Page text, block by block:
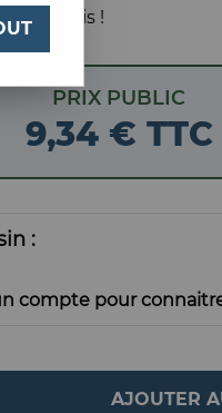
votre avis !
PRIX PUBLIC
9,34 € TTC
compte pour
AJOUTER